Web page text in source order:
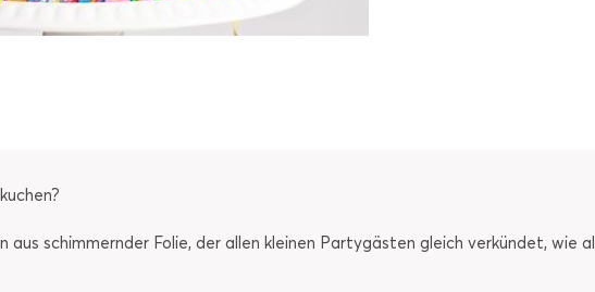
aus schimmernder Folie, der allen kleinen Partygästen gleich verkündet, wie